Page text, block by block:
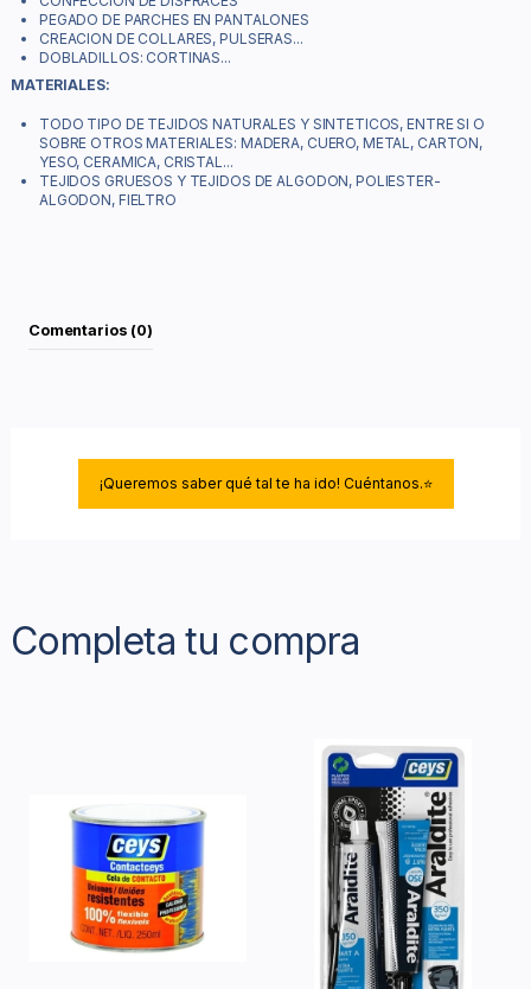
PEGADO DE PARCHES EN PANTALONES
CREACION DE COLLARES, PULSERAS...
DOBLADILLOS: CORTINAS...
MATERIALES:
TODO TIPO DE TEJIDOS NATURALES Y SINTETICOS, ENTRE SI O
SOBRE OTROS MATERIALES: MADERA, CUERO, METAL, CARTON,
YESO, CERAMICA, CRISTAL...
TEJIDOS GRUESOS Y TEJIDOS DE ALGODON, POLIESTER-
ALGODON, FIELTRO
Comentarios (0)
¡Queremos saber qué tal te ha ido! Cuéntanos.⭐
Completa tu compra